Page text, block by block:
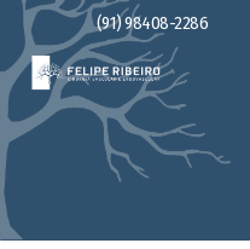
(91) 98408-2286